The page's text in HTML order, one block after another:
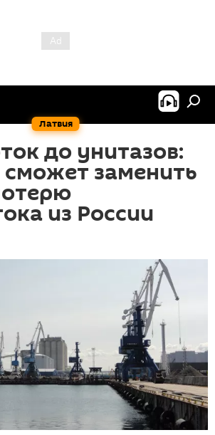
Латвия
до унитазов:
сможет заменить
из России